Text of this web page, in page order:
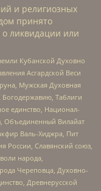
и религиозных
принято
ликвидации или
Кубанской Духовно
Асгардской Веси
Мужская Духовная
Таблиги
единство, Национал-
Объединенный Вилайат
Валь-Хиджра, Пит
России, Славянский союз,
народа,
Череповца, Духовно-
Древнерусской